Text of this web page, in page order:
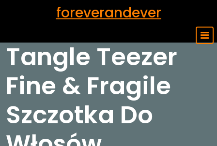
foreverandever
Tangle Teezer
Fine & Fragile
Szczotka Do